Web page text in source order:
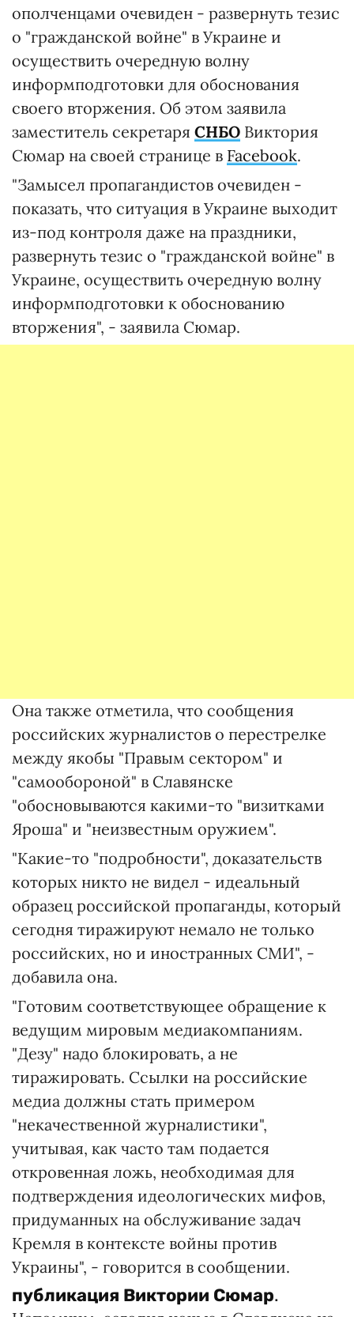
ополченцами очевиден - развернуть тезис
о "гражданской войне" в Украине и
осуществить очередную волну
информподготовки для обоснования
своего вторжения. Об этом заявила
заместитель секретаря СНБО Виктория
Сюмар на своей странице в Facebook.
"Замысел пропагандистов очевиден -
показать, что ситуация в Украине выходит
из-под контроля даже на праздники,
развернуть тезис о "гражданской войне" в
Украине, осуществить очередную волну
информподготовки к обоснованию
вторжения", - заявила Сюмар.
Она также отметила, что сообщения
российских журналистов о перестрелке
между якобы "Правым сектором" и
"самообороной" в Славянске
"обосновываются какими-то "визитками
Яроша" и "неизвестным оружием".
"Какие-то "подробности", доказательств
которых никто не видел - идеальный
образец российской пропаганды, который
сегодня тиражируют немало не только
российских, но и иностранных СМИ", -
добавила она.
"Готовим соответствующее обращение к
ведущим мировым медиакомпаниям.
"Дезу" надо блокировать, а не
тиражировать. Ссылки на российские
медиа должны стать примером
"некачественной журналистики",
учитывая, как часто там подается
откровенная ложь, необходимая для
подтверждения идеологических мифов,
придуманных на обслуживание задач
Кремля в контексте войны против
Украины", - говорится в сообщении.
публикация Виктории Сюмар.